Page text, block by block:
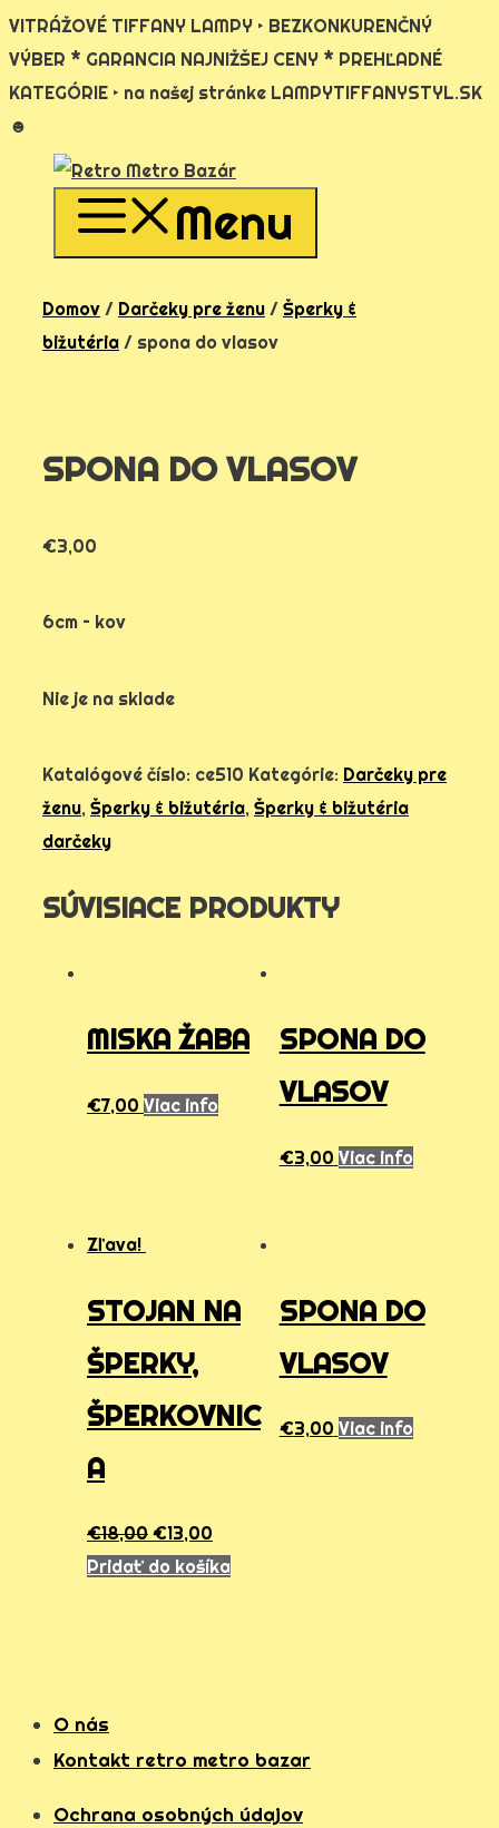
VITRÁŽOVÉ TIFFANY LAMPY ‣ BEZKONKURENČNÝ
VÝBER * GARANCIA NAJNIŽŠEJ CENY * PREHĽADNÉ
KATEGÓRIE ‣ na našej stránke LAMPYTIFFANYSTYL.SK
☻
Preskočiť
Menu
Domov / Darčeky pre ženu / Šperky &
bižutéria / spona do vlasov
SPONA DO VLASOV
€3,00
6cm – kov
Nie je na sklade
Katalógové číslo: ce510 Kategórie: Darčeky pre
ženu, Šperky & bižutéria, Šperky & bižutéria
darčeky
SÚVISIACE PRODUKTY
MISKA ŽABA
€7,00 Viac info
SPONA DO
VLASOV
€3,00 Viac info
Zľava!
STOJAN NA
ŠPERKY,
ŠPERKOVNIC
A
€18,00 €13,00
Pridať do košíka
SPONA DO
VLASOV
€3,00 Viac info
O nás
Kontakt retro metro bazar
Ochrana osobných údajov